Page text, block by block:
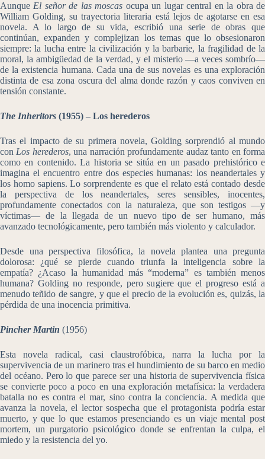
Aunque El señor de las moscas ocupa un lugar central en la obra de
William Golding, su trayectoria literaria está lejos de agotarse en esa
novela. A lo largo de su vida, escribió una serie de obras que
continúan, expanden y complejizan los temas que lo obsesionaron
siempre: la lucha entre la civilización y la barbarie, la fragilidad de la
moral, la ambigüedad de la verdad, y el misterio —a veces sombrío—
de la existencia humana. Cada una de sus novelas es una exploración
distinta de esa zona oscura del alma donde razón y caos conviven en
tensión constante.
The Inheritors (1955) – Los herederos
Tras el impacto de su primera novela, Golding sorprendió al mundo
con Los herederos, una narración profundamente audaz tanto en forma
como en contenido. La historia se sitúa en un pasado prehistórico e
imagina el encuentro entre dos especies humanas: los neandertales y
los homo sapiens. Lo sorprendente es que el relato está contado desde
la perspectiva de los neandertales, seres sensibles, inocentes,
profundamente conectados con la naturaleza, que son testigos —y
víctimas— de la llegada de un nuevo tipo de ser humano, más
avanzado tecnológicamente, pero también más violento y calculador.
Desde una perspectiva filosófica, la novela plantea una pregunta
dolorosa: ¿qué se pierde cuando triunfa la inteligencia sobre la
empatía? ¿Acaso la humanidad más “moderna” es también menos
humana? Golding no responde, pero sugiere que el progreso está a
menudo teñido de sangre, y que el precio de la evolución es, quizás, la
pérdida de una inocencia primitiva.
Pincher Martin (1956)
Esta novela radical, casi claustrofóbica, narra la lucha por la
supervivencia de un marinero tras el hundimiento de su barco en medio
del océano. Pero lo que parece ser una historia de supervivencia física
se convierte poco a poco en una exploración metafísica: la verdadera
batalla no es contra el mar, sino contra la conciencia. A medida que
avanza la novela, el lector sospecha que el protagonista podría estar
muerto, y que lo que estamos presenciando es un viaje mental post
mortem, un purgatorio psicológico donde se enfrentan la culpa, el
miedo y la resistencia del yo.